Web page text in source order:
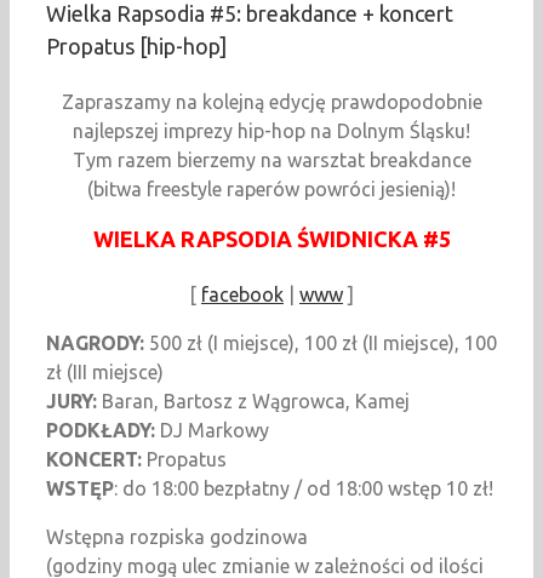
Wielka Rapsodia #5: breakdance + koncert
Propatus [hip-hop]
Zapraszamy na kolejną edycję prawdopodobnie
najlepszej imprezy hip-hop na Dolnym Śląsku!
Tym razem bierzemy na warsztat breakdance
(bitwa freestyle raperów powróci jesienią)!
WIELKA RAPSODIA ŚWIDNICKA #5
[ facebook www]
NAGRODY: 500 zł (I miejsce), 100 zł (II miejsce), 100
zł (III miejsce)
JURY: Baran, Bartosz z Wągrowca, Kamej
PODKŁADY: DJ Markowy
KONCERT: Propatus
WSTĘP: do 18:00 bezpłatny / od 18:00 wstęp 10 zł!
Wstępna rozpiska godzinowa
(godziny mogą ulec zmianie w zależności od ilości